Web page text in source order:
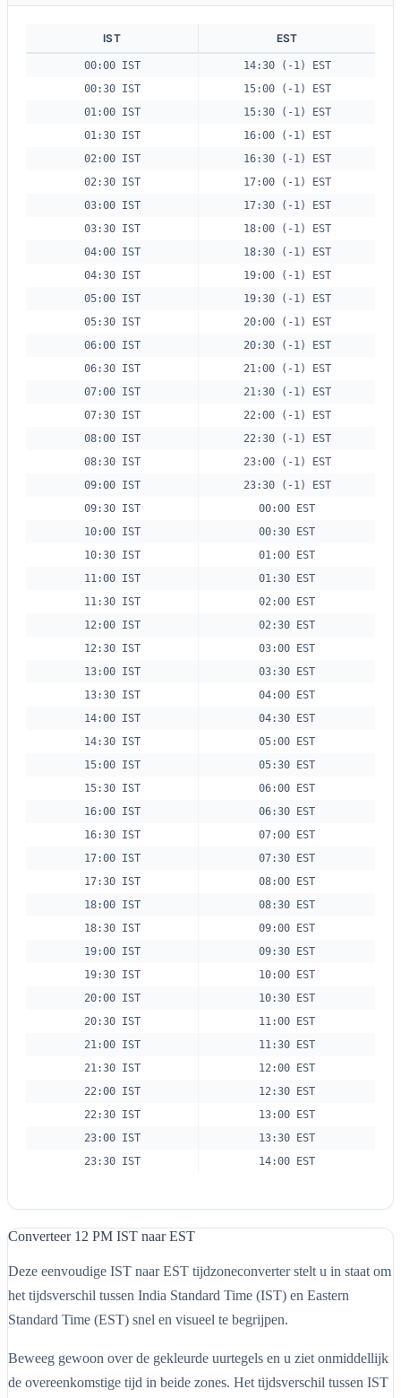
IST EST
00:00 IST
14:30 (-1) EST
00:30 IST
15:00 (-1) EST
01:00 IST
15:30 (-1) EST
01:30 IST
16:00 (-1) EST
02:00 IST
16:30 (-1) EST
02:30 IST
17:00 (-1) EST
03:00 IST
17:30 (-1) EST
03:30 IST
18:00 (-1) EST
04:00 IST
18:30 (-1) EST
04:30 IST
19:00 (-1) EST
05:00 IST
19:30 (-1) EST
05:30 IST
20:00 (-1) EST
06:00 IST
20:30 (-1) EST
06:30 IST
21:00 (-1) EST
07:00 IST
21:30 (-1) EST
07:30 IST
22:00 (-1) EST
08:00 IST
22:30 (-1) EST
08:30 IST
23:00 (-1) EST
09:00 IST
23:30 (-1) EST
09:30 IST
00:00 EST
10:00 IST
00:30 EST
10:30 IST
01:00 EST
11:00 IST
01:30 EST
11:30 IST
02:00 EST
12:00 IST
02:30 EST
12:30 IST
03:00 EST
13:00 IST
03:30 EST
13:30 IST
04:00 EST
14:00 IST
04:30 EST
14:30 IST
05:00 EST
15:00 IST
05:30 EST
15:30 IST
06:00 EST
16:00 IST
06:30 EST
16:30 IST
07:00 EST
17:00 IST
07:30 EST
17:30 IST
08:00 EST
18:00 IST
08:30 EST
18:30 IST
09:00 EST
19:00 IST
09:30 EST
19:30 IST
10:00 EST
20:00 IST
10:30 EST
20:30 IST
11:00 EST
21:00 IST
11:30 EST
21:30 IST
12:00 EST
22:00 IST
12:30 EST
22:30 IST
13:00 EST
23:00 IST
13:30 EST
23:30 IST
14:00 EST
Converteer 12 PM IST naar EST
Deze eenvoudige IST naar EST tijdzoneconverter stelt u in staat om
het tijdsverschil tussen India Standard Time (IST) en Eastern
Standard Time (EST) snel en visueel te begrijpen.
Beweeg gewoon over de gekleurde uurtegels en u ziet onmiddellijk
de overeenkomstige tijd in beide zones. Het tijdsverschil tussen IST